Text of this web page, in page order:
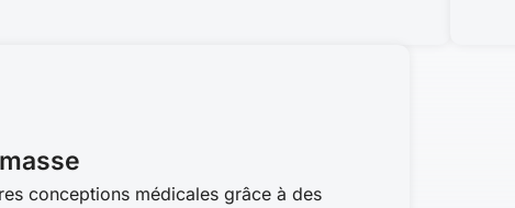
conceptions médicales grâce à des